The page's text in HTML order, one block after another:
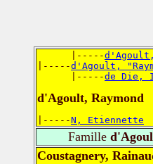
      |-----
|-----d'Agoult,
      |-----
de Die,
d'Agoult, Raymond
|-----N, Etiennette
Famille
Coustagnery,